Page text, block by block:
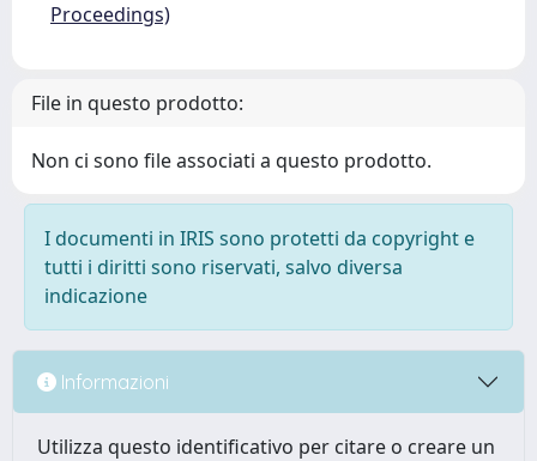
Proceedings)
File in questo prodotto:
Non ci sono file associati a questo prodotto.
I documenti in IRIS sono protetti da copyright e
tutti i diritti sono riservati, salvo diversa
indicazione
Informazioni
Utilizza questo identificativo per citare o creare un